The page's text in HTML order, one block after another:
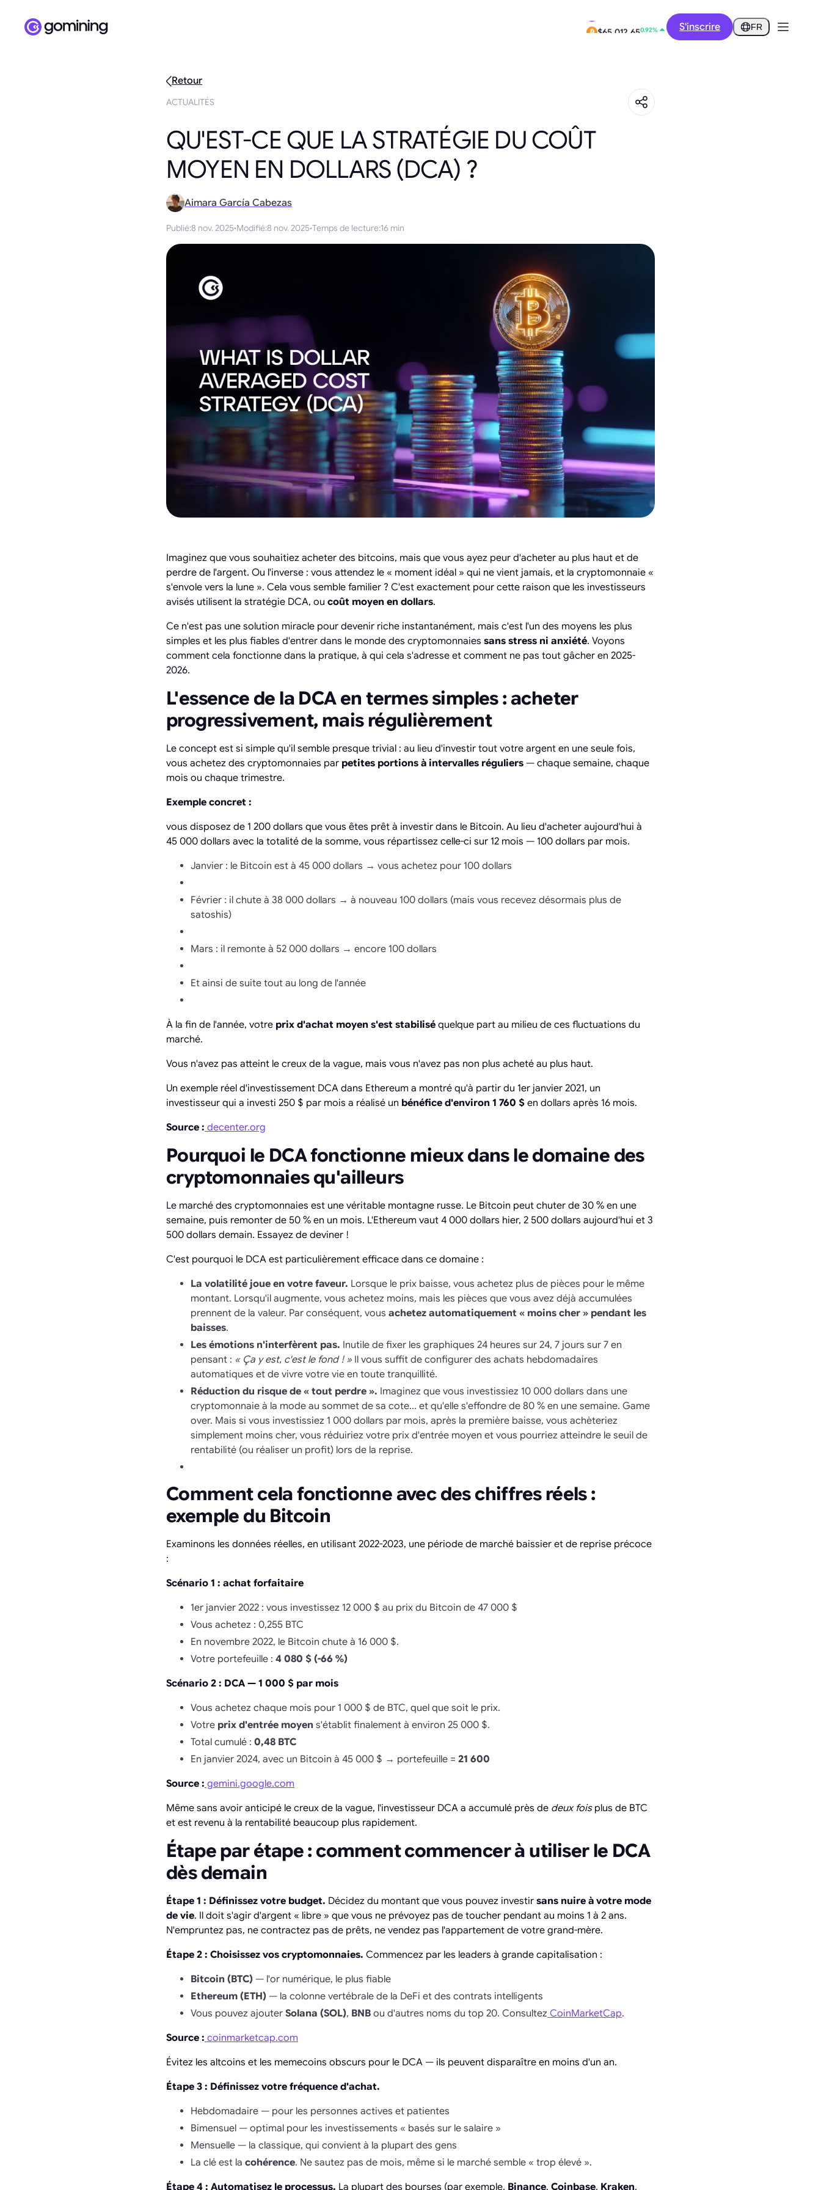
$0.2909 S'inscrire FR
Retour
ACTUALITÉS
QU'EST-CE QUE LA STRATÉGIE DU COÛT
MOYEN EN DOLLARS (DCA) ?
Aimara García Cabezas
Publié:8 nov. 2025·Modifié:8 nov. 2025·Temps de lecture:16 min
Imaginez que vous souhaitiez acheter des bitcoins, mais que vous ayez peur d'acheter au plus haut et de
perdre de l'argent. Ou l'inverse : vous attendez le « moment idéal » qui ne vient jamais, et la cryptomonnaie «
s'envole vers la lune ». Cela vous semble familier ? C'est exactement pour cette raison que les investisseurs
avisés utilisent la stratégie DCA, ou coût moyen en dollars.
Ce n'est pas une solution miracle pour devenir riche instantanément, mais c'est l'un des moyens les plus
simples et les plus fiables d'entrer dans le monde des cryptomonnaies sans stress ni anxiété. Voyons
comment cela fonctionne dans la pratique, à qui cela s'adresse et comment ne pas tout gâcher en 2025-
2026.
L'essence de la DCA en termes simples : acheter
progressivement, mais régulièrement
Le concept est si simple qu'il semble presque trivial : au lieu d'investir tout votre argent en une seule fois,
vous achetez des cryptomonnaies par petites portions à intervalles réguliers — chaque semaine, chaque
mois ou chaque trimestre.
Exemple concret :
vous disposez de 1 200 dollars que vous êtes prêt à investir dans le Bitcoin. Au lieu d'acheter aujourd'hui à
45 000 dollars avec la totalité de la somme, vous répartissez celle-ci sur 12 mois — 100 dollars par mois.
Janvier : le Bitcoin est à 45 000 dollars → vous achetez pour 100 dollars
Février : il chute à 38 000 dollars → à nouveau 100 dollars (mais vous recevez désormais plus de
satoshis)
Mars : il remonte à 52 000 dollars → encore 100 dollars
Et ainsi de suite tout au long de l'année
À la fin de l'année, votre prix d'achat moyen s'est stabilisé quelque part au milieu de ces fluctuations du
marché.
Vous n'avez pas atteint le creux de la vague, mais vous n'avez pas non plus acheté au plus haut.
Un exemple réel d'investissement DCA dans Ethereum a montré qu'à partir du 1er janvier 2021, un
investisseur qui a investi 250 $ par mois a réalisé un bénéfice d'environ 1 760 $ en dollars après 16 mois.
Source : decenter.org
Pourquoi le DCA fonctionne mieux dans le domaine des
cryptomonnaies qu'ailleurs
Le marché des cryptomonnaies est une véritable montagne russe. Le Bitcoin peut chuter de 30 % en une
semaine, puis remonter de 50 % en un mois. L'Ethereum vaut 4 000 dollars hier, 2 500 dollars aujourd'hui et 3
500 dollars demain. Essayez de deviner !
C'est pourquoi le DCA est particulièrement efficace dans ce domaine :
La volatilité joue en votre faveur. Lorsque le prix baisse, vous achetez plus de pièces pour le même
montant. Lorsqu'il augmente, vous achetez moins, mais les pièces que vous avez déjà accumulées
prennent de la valeur. Par conséquent, vous achetez automatiquement « moins cher » pendant les
baisses.
Les émotions n'interfèrent pas. Inutile de fixer les graphiques 24 heures sur 24, 7 jours sur 7 en
pensant : « Ça y est, c'est le fond ! » Il vous suffit de configurer des achats hebdomadaires
automatiques et de vivre votre vie en toute tranquillité.
Réduction du risque de « tout perdre ». Imaginez que vous investissiez 10 000 dollars dans une
cryptomonnaie à la mode au sommet de sa cote... et qu'elle s'effondre de 80 % en une semaine. Game
over. Mais si vous investissiez 1 000 dollars par mois, après la première baisse, vous achèteriez
simplement moins cher, vous réduiriez votre prix d'entrée moyen et vous pourriez atteindre le seuil de
rentabilité (ou réaliser un profit) lors de la reprise.
Comment cela fonctionne avec des chiffres réels :
exemple du Bitcoin
Examinons les données réelles, en utilisant 2022-2023, une période de marché baissier et de reprise précoce
:
Scénario 1 : achat forfaitaire
1er janvier 2022 : vous investissez 12 000 $ au prix du Bitcoin de 47 000 $
Vous achetez : 0,255 BTC
En novembre 2022, le Bitcoin chute à 16 000 $.
Votre portefeuille : 4 080 $ (-66 %)
Scénario 2 : DCA — 1 000 $ par mois
Vous achetez chaque mois pour 1 000 $ de BTC, quel que soit le prix.
Votre prix d'entrée moyen s'établit finalement à environ 25 000 $.
Total cumulé : 0,48 BTC
En janvier 2024, avec un Bitcoin à 45 000 $ → portefeuille = 21 600
Source : gemini.google.com
Même sans avoir anticipé le creux de la vague, l'investisseur DCA a accumulé près de deux foisplus de BTC
et est revenu à la rentabilité beaucoup plus rapidement.
Étape par étape : comment commencer à utiliser le DCA
dès demain
Étape 1 : Définissez votre budget. Décidez du montant que vous pouvez investir sans nuire à votre mode
de vie. Il doit s'agir d'argent « libre » que vous ne prévoyez pas de toucher pendant au moins 1 à 2 ans.
N'empruntez pas, ne contractez pas de prêts, ne vendez pas l'appartement de votre grand-mère.
Étape 2 : Choisissez vos cryptomonnaies. Commencez par les leaders à grande capitalisation :
Bitcoin (BTC) — l'or numérique, le plus fiable
Ethereum (ETH) — la colonne vertébrale de la DeFi et des contrats intelligents
Vous pouvez ajouter Solana (SOL), BNB ou d'autres noms du top 20. Consultez CoinMarketCap.
Source : coinmarketcap.com
Évitez les altcoins et les memecoins obscurs pour le DCA — ils peuvent disparaître en moins d'un an.
Étape 3 : Définissez votre fréquence d'achat.
Hebdomadaire — pour les personnes actives et patientes
Bimensuel — optimal pour les investissements « basés sur le salaire »
Mensuelle — la classique, qui convient à la plupart des gens
La clé est la cohérence. Ne sautez pas de mois, même si le marché semble « trop élevé ».
Étape 4 : Automatisez le processus. La plupart des bourses (par exemple, Binance, Coinbase, Kraken,